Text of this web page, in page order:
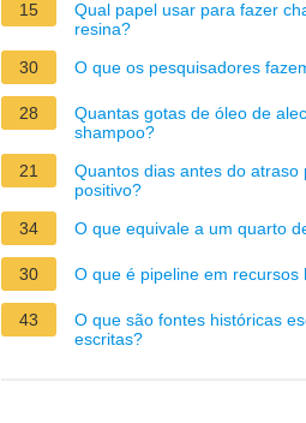
15
Qual papel usar para fazer
resina?
30
O que os pesquisadores
28
Quantas gotas de óleo de
shampoo?
21
Quantos dias antes do atraso
positivo?
34
O que equivale a um quarto
30 O que é pipeline em recursos
43
O que são fontes históricas
escritas?